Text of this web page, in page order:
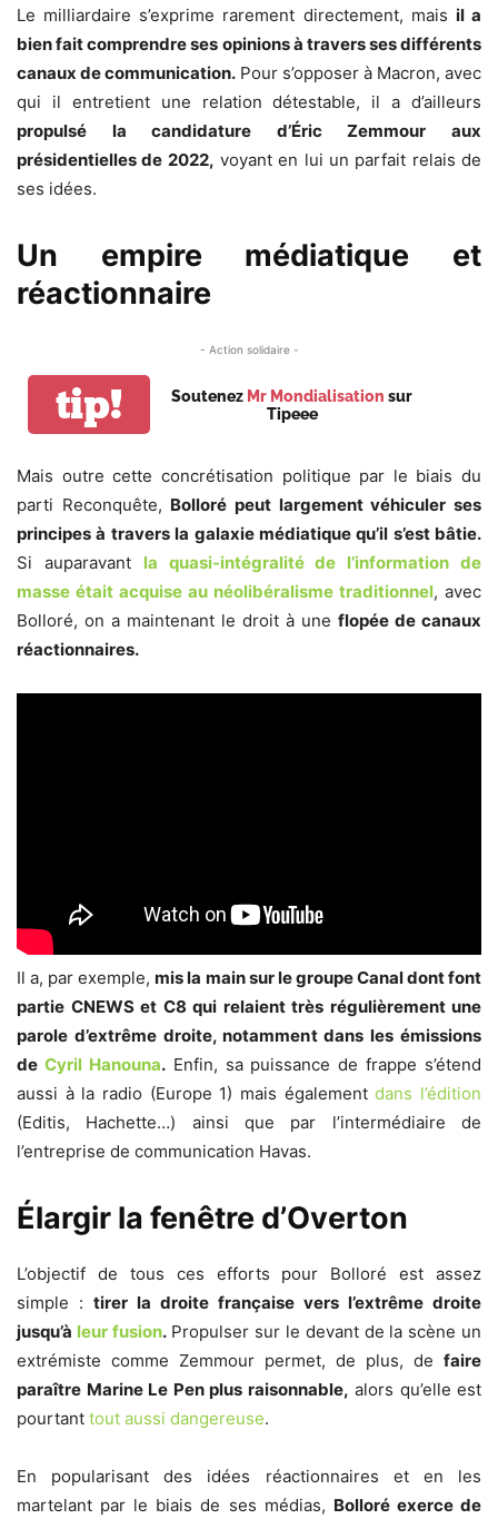
Le milliardaire s’exprime rarement directement, mais il a
bien fait comprendre ses opinions à travers ses différents
canaux de communication. Pour s’opposer à Macron, avec
qui il entretient une relation détestable, il a d’ailleurs
propulsé la candidature d’Éric Zemmour aux
présidentielles de 2022, voyant en lui un parfait relais de
ses idées.
Un empire médiatique et
réactionnaire
- Action solidaire -
tip! Soutenez Mr Mondialisation sur
Tipeee
Mais outre cette concrétisation politique par le biais du
parti Reconquête, Bolloré peut largement véhiculer ses
principes à travers la galaxie médiatique qu’il s’est bâtie.
Si auparavant la quasi-intégralité de l’information de
masse était acquise au néolibéralisme traditionnel, avec
Bolloré, on a maintenant le droit à une flopée de canaux
réactionnaires.
Il a, par exemple,mis la main sur le groupe Canal dont font
partie CNEWS et C8 qui relaient très régulièrement une
parole d’extrême droite, notamment dans les émissions
de Cyril Hanouna.Enfin, sa puissance de frappe s’étend
aussi à la radio (Europe 1) mais égalementdans l’édition
(Editis, Hachette…) ainsi que par l’intermédiaire de
l’entreprise de communication Havas.
Élargir la fenêtre d’Overton
L’objectif de tous ces efforts pour Bolloré est assez
simple : tirer la droite française vers l’extrême droite
jusqu’à leur fusion.Propulser sur le devant de la scène un
extrémiste comme Zemmour permet, de plus, de faire
paraître Marine Le Pen plus raisonnable, alors qu’elle est
pourtant tout aussi dangereuse.
En popularisant des idées réactionnaires et en les
martelant par le biais de ses médias, Bolloré exerce de